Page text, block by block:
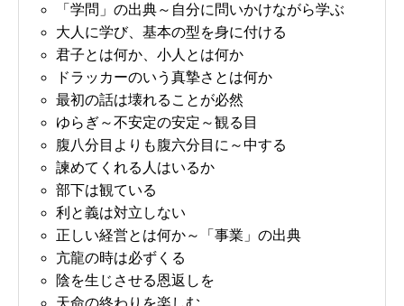
「学問」の出典～自分に問いかけながら学ぶ
大人に学び、基本の型を身に付ける
君子とは何か、小人とは何か
ドラッカーのいう真摯さとは何か
最初の話は壊れることが必然
ゆらぎ～不安定の安定～観る目
腹八分目よりも腹六分目に～中する
諫めてくれる人はいるか
部下は観ている
利と義は対立しない
正しい経営とは何か～「事業」の出典
亢龍の時は必ずくる
陰を生じさせる恩返しを
天命の終わりを楽しむ